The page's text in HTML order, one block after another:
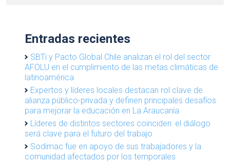
Entradas recientes
SBTi y Pacto Global Chile analizan el rol del sector
AFOLU en el cumplimiento de las metas climáticas de
latinoamérica
Expertos y líderes locales destacan rol clave de
alianza público-privada y definen principales desafíos
para mejorar la educación en La Araucanía
Líderes de distintos sectores coinciden: el diálogo
será clave para el futuro del trabajo
Sodimac fue en apoyo de sus trabajadores y la
comunidad afectados por los temporales